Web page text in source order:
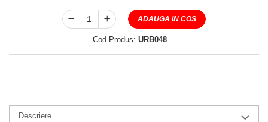
ADAUGA IN COS
Cod Produs: URB048
Descriere